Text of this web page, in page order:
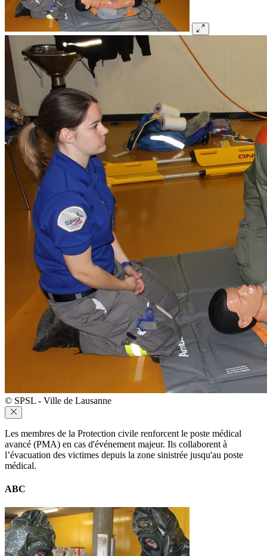
© SPSL - Ville de Lausanne
Les membres de la Protection civile renforcent le poste médical
avancé (PMA) en cas d'événement majeur. Ils collaborent à
l’évacuation des victimes depuis la zone sinistrée jusqu'au poste
médical.
ABC